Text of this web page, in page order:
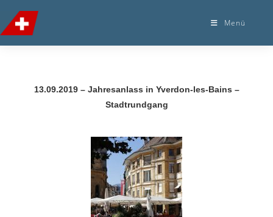
Menü
13.09.2019 – Jahresanlass in Yverdon-les-Bains –
Stadtrundgang